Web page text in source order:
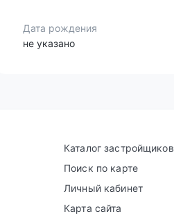
Дата рождения
не указано
Каталог застройщиков
Поиск по карте
Личный кабинет
Карта сайта